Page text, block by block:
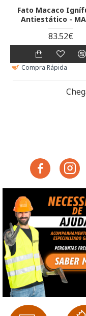
Fato Macaco
Antiestático -
83.52€
Compra Rápida